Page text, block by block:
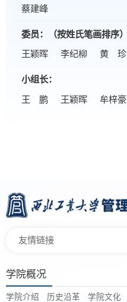
蔡建峰
委员：
（按姓氏笔画排序）
王颖晖
李纪柳 黄 珍
小组长：
王 鹏
王颖晖 牟梓豪
友情链接
学院概况
学院介绍 历史沿革 学院文化